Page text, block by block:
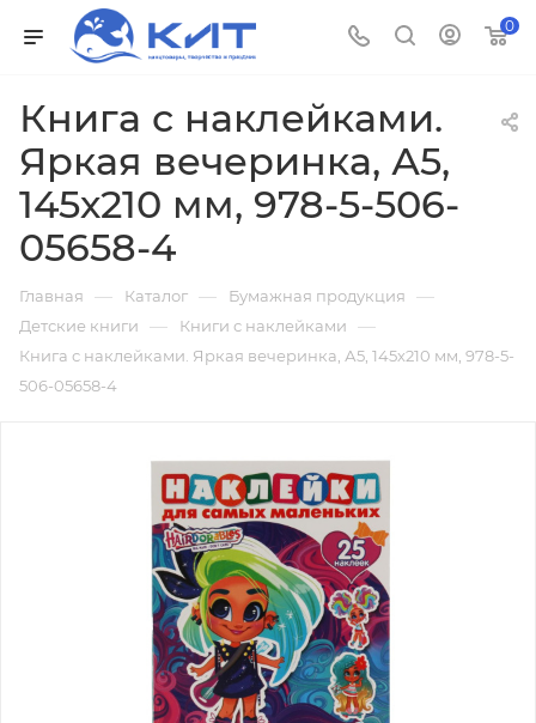
0
Книга с наклейками.
Яркая вечеринка, А5,
145х210 мм, 978-5-506-
05658-4
Главная — Каталог — Бумажная продукция —
Детские книги — Книги с наклейками —
Книга с наклейками. Яркая вечеринка, А5, 145х210 мм, 978-5-
506-05658-4